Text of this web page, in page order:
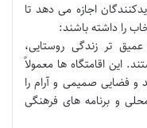
اجازه می دهد تا
را داشته باشند:
عمیق تر زندگی روستایی،
این اقامتگاه ها معمولاً
و فضایی صمیمی و آرام را
و برنامه های فرهنگی